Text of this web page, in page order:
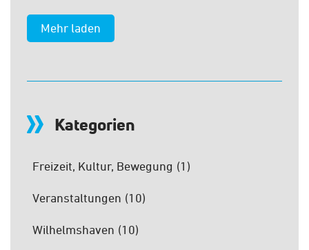
Kategorien
Freizeit, Kultur, Bewegung (1)
Veranstaltungen (10)
Wilhelmshaven (10)